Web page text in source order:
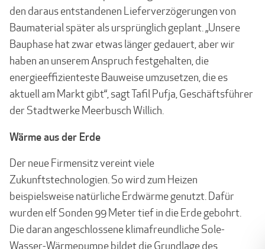
den daraus entstandenen Lieferverzögerungen von
Baumaterial später als ursprünglich geplant. „Unsere
Bauphase hat zwar etwas länger gedauert, aber wir
haben an unserem Anspruch festgehalten, die
energieeffizienteste Bauweise umzusetzen, die es
aktuell am Markt gibt“, sagt Tafil Pufja, Geschäftsführer
der Stadtwerke Meerbusch Willich.
Wärme aus der Erde
Der neue Firmensitz vereint viele
Zukunftstechnologien. So wird zum Heizen
beispielsweise natürliche Erdwärme genutzt. Dafür
wurden elf Sonden 99 Meter tief in die Erde gebohrt.
Die daran angeschlossene klimafreundliche Sole-
Wasser-Wärmepumpe bildet die Grundlage des